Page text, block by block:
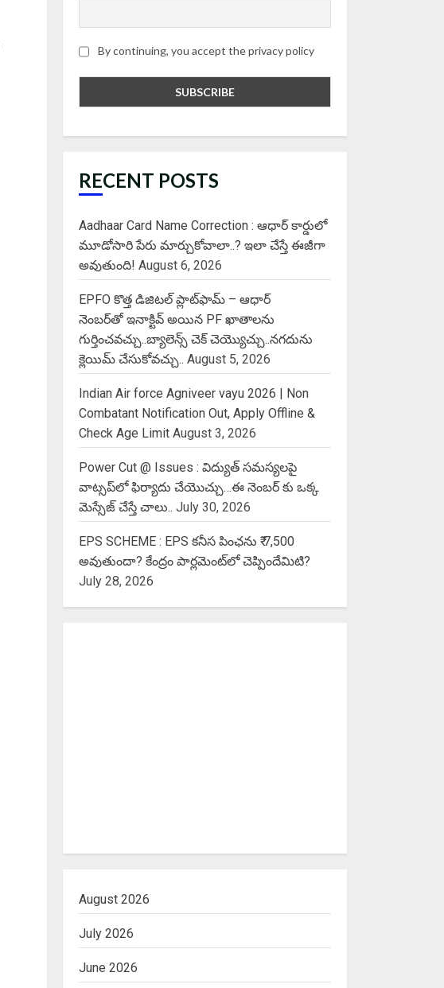
By continuing, you accept the privacy policy
RECENT POSTS
Aadhaar Card Name Correction : ఆధార్ కార్డులో
మూడోసారి పేరు మార్చుకోవాలా..? ఇలా చేస్తే ఈజీగా
అవుతుంది! August 6, 2026
EPFO కొత్త డిజిటల్ ప్లాట్‌ఫామ్‌ – ఆధార్
నెంబర్‌తో ఇనాక్టివ్ అయిన PF ఖాతాలను
గుర్తించవచ్చు..బ్యాలెన్స్ చెక్ చెయ్యొచ్చు..నగదును
క్లెయిమ్ చేసుకోవచ్చు.. August 5, 2026
Indian Air force Agniveer vayu 2026 | Non
Combatant Notification Out, Apply Offline &
Check Age Limit August 3, 2026
Power Cut @ Issues : విద్యుత్ సమస్యలపై
వాట్సప్‌లో ఫిర్యాదు చేయొచ్చు…ఈ నెంబర్ కు ఒక్క
మెస్సేజ్ చేస్తే చాలు.. July 30, 2026
EPS SCHEME : EPS కనీస పింఛను ₹ 7,500
అవుతుందా? కేంద్రం పార్లమెంట్‌లో చెప్పిందేమిటి?
July 28, 2026
August 2026
July 2026
June 2026